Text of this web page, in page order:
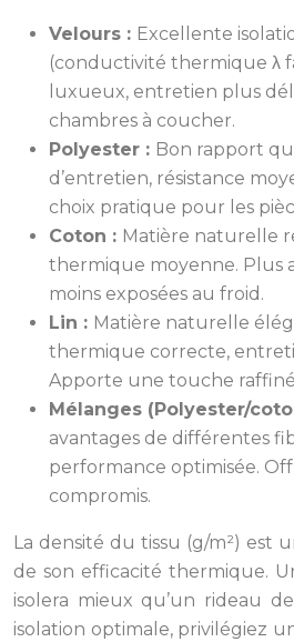
Velours : Excellente
(conductivité thermique λ
luxueux, entretien plus
chambres à coucher.
Polyester : Bon rapport
d’entretien, résistance
choix pratique pour les
Coton : Matière naturelle
thermique moyenne. Plus
moins exposées au froid.
Lin : Matière naturelle
thermique correcte,
Apporte une touche
Mélanges (Polyester/
avantages de différentes
performance optimisée.
compromis.
La densité du tissu (g/m²) est
de son efficacité thermique.
isolera mieux qu’un rideau
isolation optimale, privilégiez